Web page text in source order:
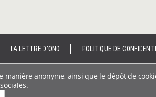
LA LETTRE D’ONO POLITIQUE DE
anonyme, ainsi que le dépôt de